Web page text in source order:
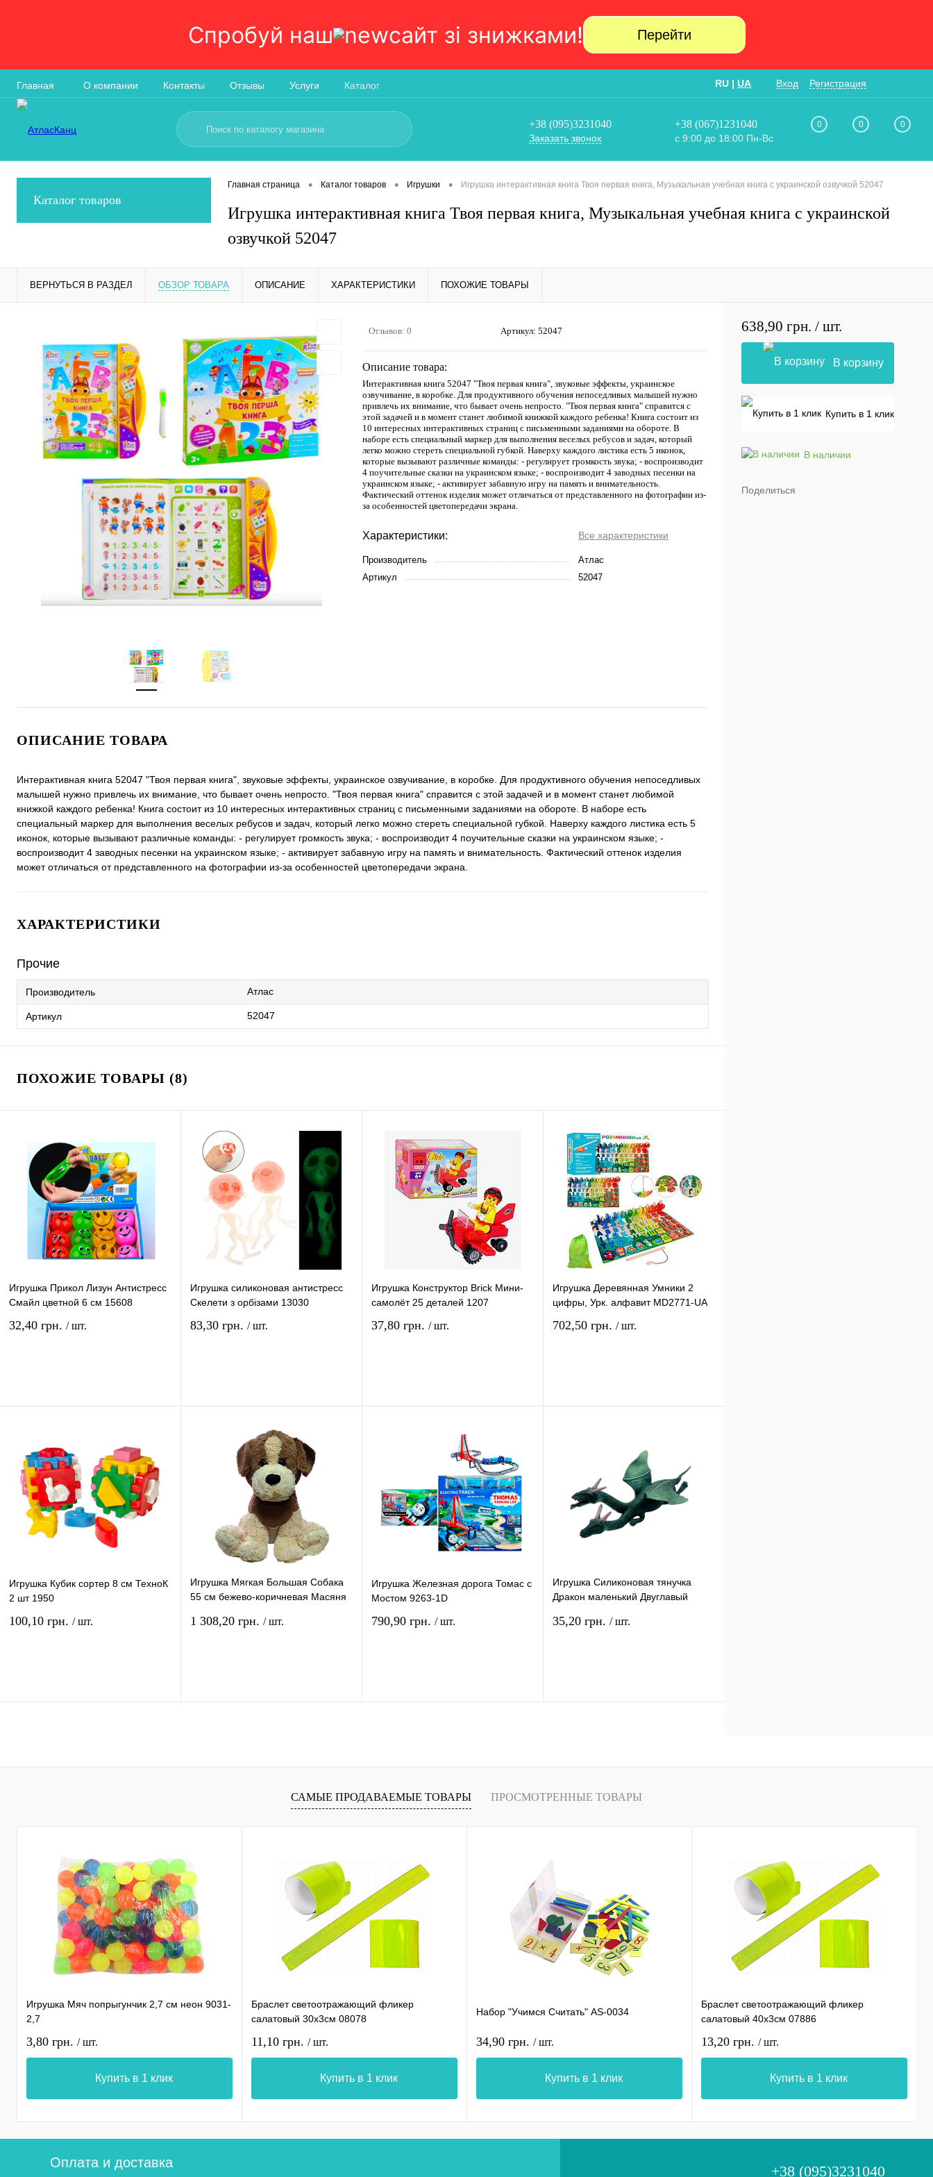
Спробуй наш сайт зi знижками! Перейти
Главная О компании Контакты Отзывы Услуги Каталог RU | UA Вход Регистрация
+38 (095)3231040
Заказать звонок
+38 (067)1231040
с 9:00 до 18:00 Пн-Вс
0 0 0
Каталог товаров
Главная страница • Каталог товаров • Игрушки • Игрушка интерактивная книга Твоя первая книга, Музыкальная учебная книга с украинской озвучкой 52047
Игрушка интерактивная книга Твоя первая книга, Музыкальная учебная книга с украинской
озвучкой 52047
ВЕРНУТЬСЯ В РАЗДЕЛ ОБЗОР ТОВАРА ОПИСАНИЕ ХАРАКТЕРИСТИКИ ПОХОЖИЕ ТОВАРЫ
Отзывов: 0 Артикул: 52047
Описание товара:
Интерактивная книга 52047 "Твоя первая книга", звуковые эффекты, украинское
озвучивание, в коробке. Для продуктивного обучения непоседливых малышей нужно
привлечь их внимание, что бывает очень непросто. "Твоя первая книга" справится с
этой задачей и в момент станет любимой книжкой каждого ребенка! Книга состоит из
10 интересных интерактивных страниц с письменными заданиями на обороте. В
наборе есть специальный маркер для выполнения веселых ребусов и задач, который
легко можно стереть специальной губкой. Наверху каждого листика есть 5 иконок,
которые вызывают различные команды: - регулирует громкость звука; - воспроизводит
4 поучительные сказки на украинском языке; - воспроизводит 4 заводных песенки на
украинском языке; - активирует забавную игру на память и внимательность.
Фактический оттенок изделия может отличаться от представленного на фотографии из-
за особенностей цветопередачи экрана.
Характеристики: Все характеристики
Производитель
Атлас
Артикул
52047
ОПИСАНИЕ ТОВАРА
Интерактивная книга 52047 "Твоя первая книга", звуковые эффекты, украинское озвучивание, в коробке. Для продуктивного обучения непоседливых
малышей нужно привлечь их внимание, что бывает очень непросто. "Твоя первая книга" справится с этой задачей и в момент станет любимой
книжкой каждого ребенка! Книга состоит из 10 интересных интерактивных страниц с письменными заданиями на обороте. В наборе есть
специальный маркер для выполнения веселых ребусов и задач, который легко можно стереть специальной губкой. Наверху каждого листика есть 5
иконок, которые вызывают различные команды: - регулирует громкость звука; - воспроизводит 4 поучительные сказки на украинском языке; -
воспроизводит 4 заводных песенки на украинском языке; - активирует забавную игру на память и внимательность. Фактический оттенок изделия
может отличаться от представленного на фотографии из-за особенностей цветопередачи экрана.
ХАРАКТЕРИСТИКИ
Прочие
Производитель Атлас
Артикул 52047
ПОХОЖИЕ ТОВАРЫ (8)
Игрушка Прикол Лизун Антистресс
Смайл цветной 6 см 15608
32,40 грн. / шт.
наличии
Игрушка силиконовая антистресс
Скелети з орбізами 13030
83,30 грн. / шт.
В избранное
наличии
Игрушка Конструктор Brick Мини-
самолёт 25 деталей 1207
37,80 грн. / шт.
наличии
Игрушка Деревянная Умники 2
цифры, Урк. алфавит MD2771-UA
702,50 грн. / шт.
наличии
Игрушка Кубик сортер 8 см ТехноК
2 шт 1950
100,10 грн. / шт.
Игрушка Мягкая Большая Собака
55 см бежево-коричневая Масяня
1 308,20 грн. / шт.
Игрушка Железная дорога Томас с
Мостом 9263-1D
790,90 грн. / шт.
Игрушка Силиконовая тянучка
Дракон маленький Двуглавый
35,20 грн. / шт.
638,90 грн. / шт.
В корзину
Купить в 1 клик
В наличии
Поделиться
САМЫЕ ПРОДАВАЕМЫЕ ТОВАРЫ ПРОСМОТРЕННЫЕ ТОВАРЫ
Игрушка Мяч попрыгунчик 2,7 см неон 9031-
2,7
3,80 грн. / шт.
Купить в 1 клик
Браслет светоотражающий фликер
салатовый 30х3см 08078
11,10 грн. / шт.
Купить в 1 клик
Набор "Учимся Считать" AS-0034
34,90 грн. / шт.
Купить в 1 клик
Браслет светоотражающий фликер
салатовый 40х3см 07886
13,20 грн. / шт.
Купить в 1 клик
Оплата и доставка +38 (095)3231040